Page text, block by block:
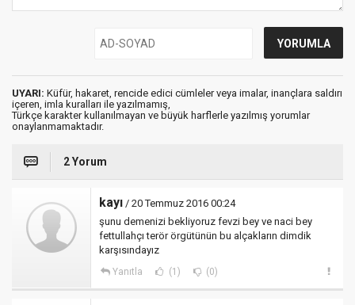
UYARI: Küfür, hakaret, rencide edici cümleler veya imalar, inançlara saldırı
içeren, imla kuralları ile yazılmamış,
Türkçe karakter kullanılmayan ve büyük harflerle yazılmış yorumlar
onaylanmamaktadır.
2 Yorum
kayı / 20 Temmuz 2016 00:24
şunu demenizi bekliyoruz fevzi bey ve naci bey
fettullahçı terör örgütünün bu alçakların dimdik
karşısındayız
Yanıtla (1) (0)